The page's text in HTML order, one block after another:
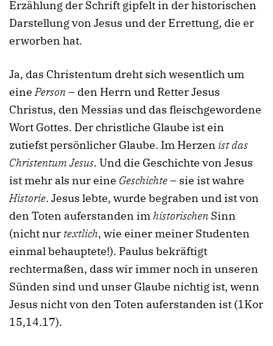
Erzählung der Schrift gipfelt in der historischen
Darstellung von Jesus und der Errettung, die er
erworben hat.
Ja, das Christentum dreht sich wesentlich um
einePerson– den Herrn und Retter Jesus
Christus, den Messias und das fleischgewordene
Wort Gottes. Der christliche Glaube ist ein
zutiefst persönlicher Glaube. Im Herzen ist das
Christentum Jesus. Und die Geschichte von Jesus
ist mehr als nur eine Geschichte– sie ist wahre
Historie. Jesus lebte, wurde begraben und ist von
den Toten auferstanden imhistorischen Sinn
(nicht nur textlich, wie einer meiner Studenten
einmal behauptete!). Paulus bekräftigt
rechtermaßen, dass wir immer noch in unseren
Sünden sind und unser Glaube nichtig ist, wenn
Jesus nicht von den Toten auferstanden ist (1Kor
15,14.17).